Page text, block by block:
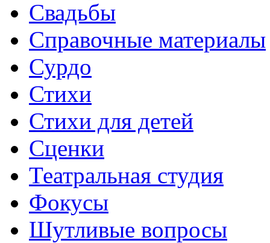
Свадьбы
Справочные материалы
Сурдо
Стихи
Стихи для детей
Сценки
Театральная студия
Фокусы
Шутливые вопросы